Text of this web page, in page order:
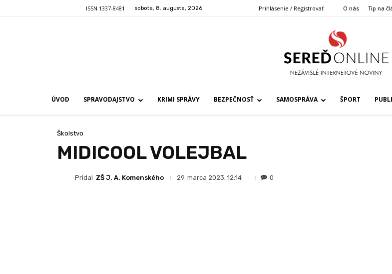
ISSN 1337-8481 sobota, 8. augusta, 2026 Prihlásenie / Registrovať O nás Tip na
ÚVOD SPRAVODAJSTVO KRIMI SPRÁVY BEZPEČNOSŤ SAMOSPRÁVA ŠPORT
Školstvo
MIDICOOL VOLEJBAL
Pridal ZŠ J. A. Komenského 29. marca 2023, 12:14 0